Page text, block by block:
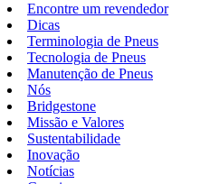
Encontre um revendedor
Dicas
Terminologia de Pneus
Tecnologia de Pneus
Manutenção de Pneus
Nós
Bridgestone
Missão e Valores
Sustentabilidade
Inovação
Notícias